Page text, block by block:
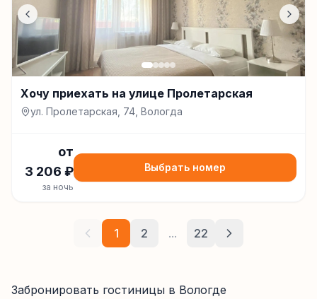
Хочу приехать на улице Пролетарская
ул. Пролетарская, 74, Вологда
от
3 206 ₽
за ночь
Выбрать номер
1 2 ... 22
Забронировать гостиницы в Вологде